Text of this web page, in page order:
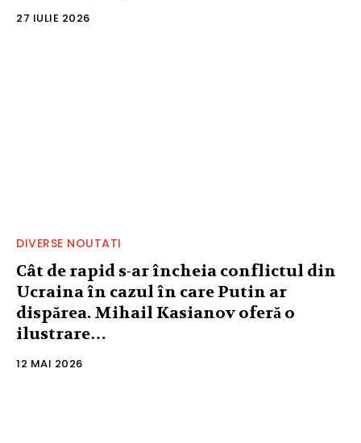
27 IULIE 2026
DIVERSE NOUTATI
Cât de rapid s-ar încheia conflictul din
Ucraina în cazul în care Putin ar
dispărea. Mihail Kasianov oferă o
ilustrare…
12 MAI 2026